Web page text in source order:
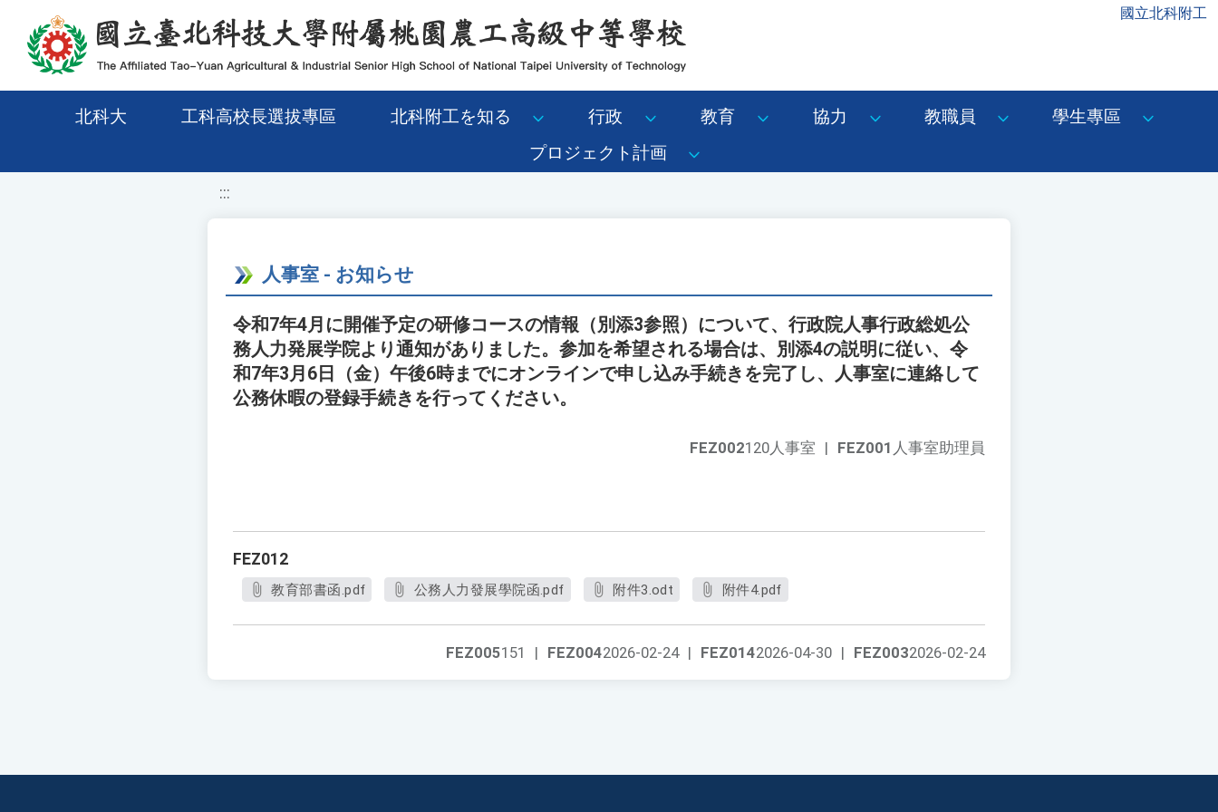
移至網頁之主要內容區位置 國立北科附工
北科大 工科高校長選拔專區 北科附工を知る 行政 教育 協力 教職員
學生專區
プロジェクト計画
:::
人事室 - お知らせ
令和7年4月に開催予定の研修コースの情報（別添3参照）について、行政院人事行政総処公
務人力発展学院より通知がありました。参加を希望される場合は、別添4の説明に従い、令
和7年3月6日（金）午後6時までにオンラインで申し込み手続きを完了し、人事室に連絡して
公務休暇の登録手続きを行ってください。
FEZ001 人事室助理員
FEZ002120人事室 |
FEZ012
教育部書函.pdf 公務人力發展學院函.pdf 附件3.odt 附件4.pdf
FEZ0032026-02-24
FEZ0142026-04-30 |
FEZ0042026-02-24 |
FEZ005151 |